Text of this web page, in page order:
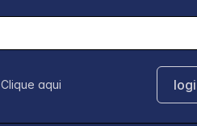
Clique aqui